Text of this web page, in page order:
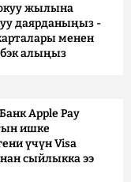
жылына
даярданыңыз -
менен
алыңыз
Apple Pay
ишке
үчүн Visa
сыйлыкка ээ